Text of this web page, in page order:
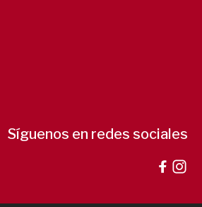
Síguenos en redes sociales